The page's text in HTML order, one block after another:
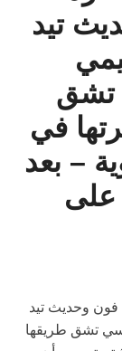
تيد
تشق
في
– بعد
على